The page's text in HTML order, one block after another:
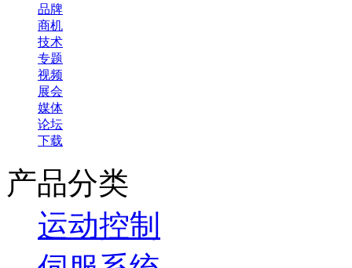
品牌
商机
技术
专题
视频
展会
媒体
论坛
下载
产品分类
运动控制